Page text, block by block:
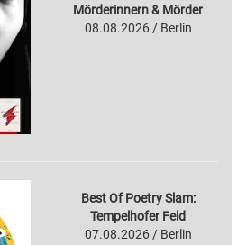
Mörderinnern & Mörder
08.08.2026 / Berlin
Best Of Poetry Slam:
Tempelhofer Feld
07.08.2026 / Berlin